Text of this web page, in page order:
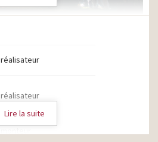
réalisateur
réalisateur
Lire la suite